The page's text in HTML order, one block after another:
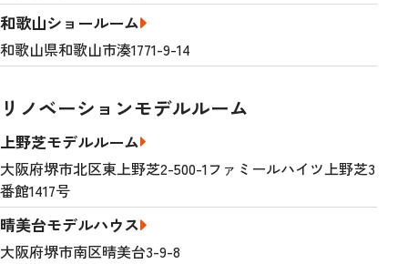
和歌山ショールーム
和歌山県和歌山市湊1771-9-14
リノベーションモデルルーム
上野芝モデルルーム
大阪府堺市北区東上野芝2-500-1ファミールハイツ上野芝3
番館1417号
晴美台モデルハウス
大阪府堺市南区晴美台3-9-8